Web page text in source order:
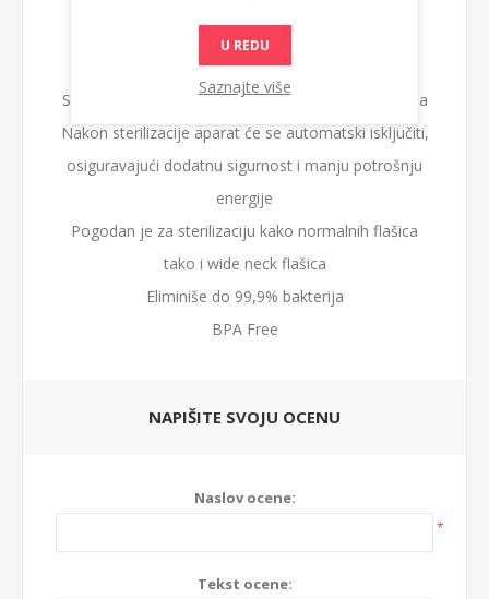
Podesiv po visini
Sterilizuje 6 AVENT bočica i pribora za oko 6 minuta
Nakon sterilizacije aparat će se automatski isključiti,
osiguravajući dodatnu sigurnost i manju potrošnju
energije
Pogodan je za sterilizaciju kako normalnih flašica
tako i wide neck flašica
Eliminiše do 99,9% bakterija
BPA Free
NAPIŠITE SVOJU OCENU
Naslov ocene:
*
Tekst ocene:
U REDU
Saznajte više